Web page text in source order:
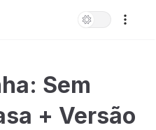
Sem
+ Versão